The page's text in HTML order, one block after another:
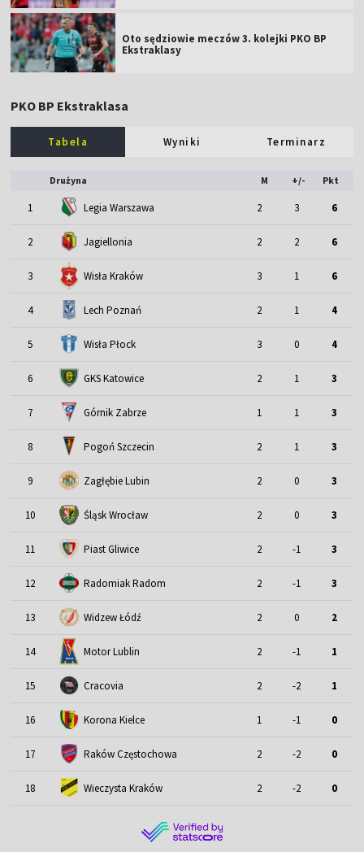
Oto sędziowie meczów 3. kolejki PKO BP
Ekstraklasy
PKO BP Ekstraklasa
Tabela Wyniki Terminarz
Drużyna M +/- Pkt
1 Legia Warszawa 2 3 6
2 Jagiellonia 2 2 6
3 Wisła Kraków 3 1 6
4 Lech Poznań 2 1 4
5 Wisła Płock 3 0 4
6 GKS Katowice 2 1 3
7 Górnik Zabrze 1 1 3
8 Pogoń Szczecin 2 1 3
9 Zagłębie Lubin 2 0 3
10 Śląsk Wrocław 2 0 3
11 Piast Gliwice 2 -1 3
12 Radomiak Radom 2 -1 3
13 Widzew Łódź 2 0 2
14 Motor Lublin 2 -1 1
15 Cracovia 2 -2 1
16 Korona Kielce 1 -1 0
17 Raków Częstochowa 2 -2 0
18 Wieczysta Kraków 2 -2 0